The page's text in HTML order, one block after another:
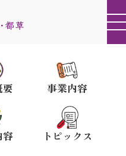
要 事業内容
容 トピックス